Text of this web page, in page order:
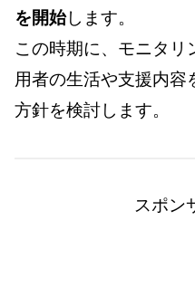
を開始します。
この時期に、モニタリ
用者の生活や支援内容
方針を検討します。
スポン